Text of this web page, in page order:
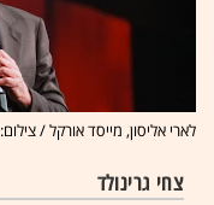
לארי אליסון, מייסד אורקל / צילום: Shutterstock
צחי גרינולד